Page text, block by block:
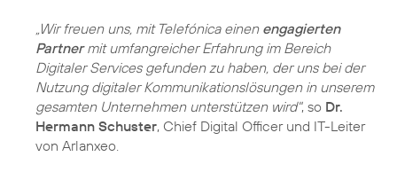
„Wir freuen uns, mit Telefónica einenengagierten
Partnermit umfangreicher Erfahrung im Bereich
Digitaler Services gefunden zu haben, der uns bei der
Nutzung digitaler Kommunikationslösungen in unserem
gesamten Unternehmen unterstützen wird", so Dr.
Hermann Schuster, Chief Digital Officer und IT-Leiter